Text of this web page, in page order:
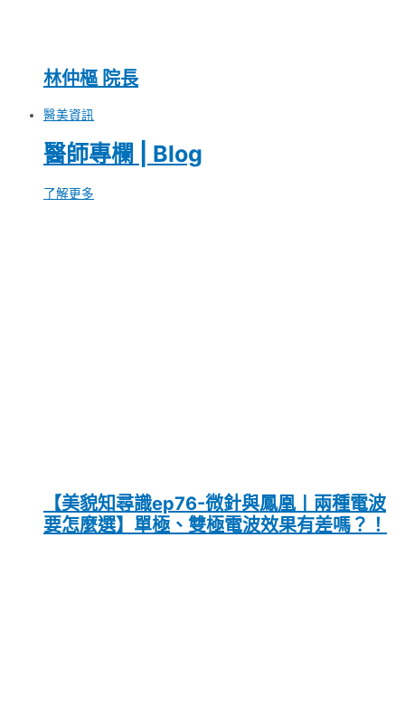
林仲樞 院長
醫美資訊
醫師專欄 | Blog
了解更多
【美貌知尋識ep76-微針與鳳凰〡兩種電波
要怎麼選】單極、雙極電波效果有差嗎？！